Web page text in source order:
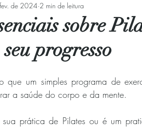
Bem-estar Homens e Pilates
Começar Sua comunidade
Flexibilidade Alongamento
sobre
progresso
de 2024 2 min de leitura
que um simples programa de
a saúde do corpo e da mente.
prática de Pilates ou é um